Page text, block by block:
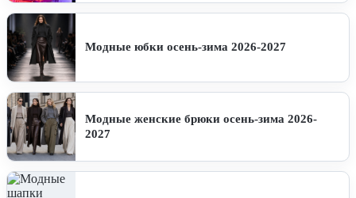
Модные юбки осень-зима 2026-2027
Модные женские брюки осень-зима 2026-
2027